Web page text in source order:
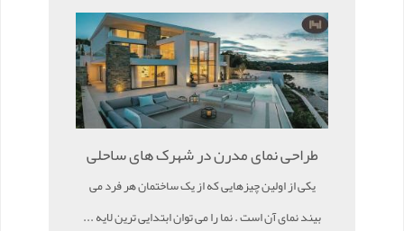
طراحی نمای مدرن در شهرک های ساحلی
یکی از اولین چیزهایی که از یک ساختمان هر فرد می
بیند نمای آن است . نما را می توان ابتدایی ترین لایه ...